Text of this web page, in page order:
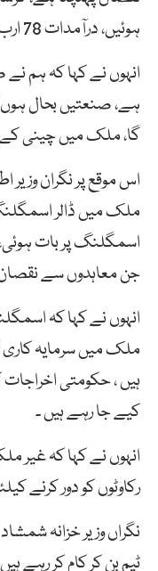
ہوئیں، درآمدات 78 ارب ڈالر سے 55 ارب ڈالر تک آئیں۔
انہوں نے کہا کہ ہم نے
ہے، صنعتیں بحال
گا، ملک میں چینی کے
اس موقع پر نگران
ملک میں ڈالر
اسمگلنگ پر بات
جن معاہدوں سے نقصان
انہوں نے کہا کہ
ملک میں سرمایہ
ہیں ، حکومتی
کیے جا رہے ہیں ۔
انہوں نے کہا کہ غیر
رکاوٹوں کو دور کرنے
نگراں وزیر خزانہ
ٹیم بن کر کام کر رہے